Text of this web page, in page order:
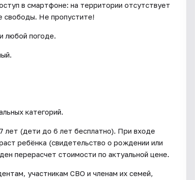
в смартфоне: на территории отсутствует
свободы. Не пропустите!
любой погоде.
категорий.
лет (дети до 6 лет бесплатно). При входе
ребёнка (свидетельство о рождении или
перерасчет стоимости по актуальной цене.
участникам СВО и членам их семей,